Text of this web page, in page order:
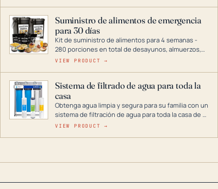
combustible dual, con una gama completa que
abarca desde inversores digitales hasta
generadores que pueden alimentar toda su casa.
Suministro de alimentos de emergencia
para 30 días
Kit de suministro de alimentos para 4 semanas -
280 porciones en total de desayunos, almuerzos,
cenas y postres. Se puede almacenar durante
VIEW PRODUCT →
Sistema de filtrado de agua para toda la
casa
Obtenga agua limpia y segura para su familia con un
sistema de filtración de agua para toda la casa de 3
etapas. La tecnología avanzada de este filtro
en situaciones de emergencia.
VIEW PRODUCT →